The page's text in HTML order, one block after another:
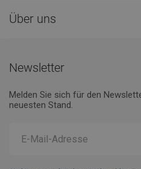
Über uns
Newsletter
Melden Sie sich für den
neuesten Stand.